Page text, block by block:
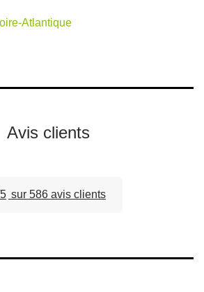
Atlantique
Avis clients
sur 586 avis clients